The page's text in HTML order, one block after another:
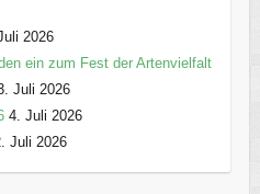
2026
ein zum Fest der Artenvielfalt
Juli 2026
4. Juli 2026
Juli 2026